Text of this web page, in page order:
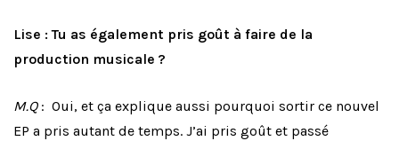
Lise : Tu as également pris goût à faire de la
production musicale ?
M.Q : Oui, et ça explique aussi pourquoi sortir ce nouvel
EP a pris autant de temps. J’ai pris goût et passé